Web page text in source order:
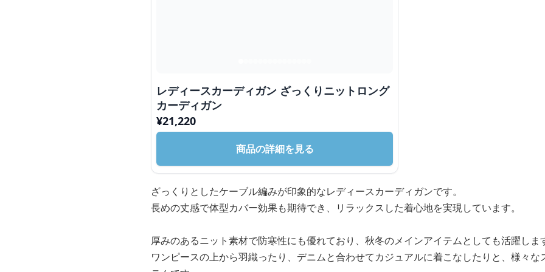
レディースカーディガン ざっくりニットロング
カーディガン
¥21,220
商品の詳細を見る
ざっくりとしたケーブル編みが印象的なレディースカーディガンです。
長めの丈感で体型カバー効果も期待でき、リラックスした着心地を実現しています。
厚みのあるニット素材で防寒性にも優れており、秋冬のメインアイテムとしても活躍しま
ワンピースの上から羽織ったり、デニムと合わせてカジュアルに着こなしたりと、様々な